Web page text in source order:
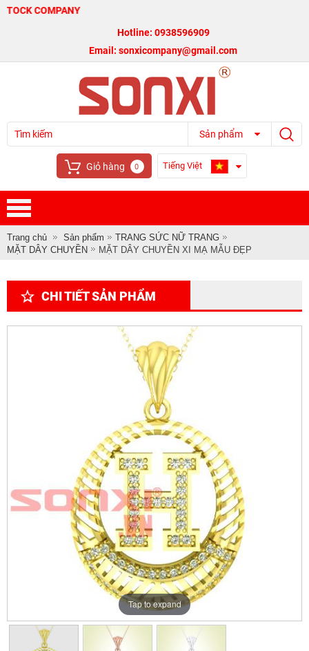
Hotline: 0938596909
Email: sonxicompany@gmail.com
Sản phẩm
Giỏ hàng 0 Tiếng Việt
Trang chủ Sản phẩm
TRANG SỨC NỮ TRANG
MẶT DÂY CHUYỀN
MẶT DÂY CHUYỀN XI MẠ MẪU ĐẸP
CHI TIẾT SẢN PHẨM
Tap to expand